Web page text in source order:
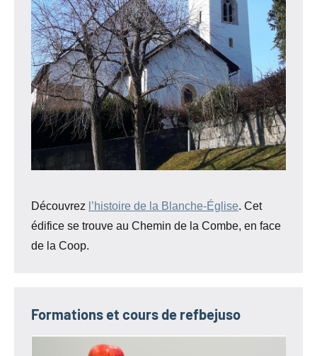
Découvrez l’histoire de la Blanche-Église. Cet
édifice se trouve au Chemin de la Combe, en face
de la Coop.
Formations et cours de refbejuso